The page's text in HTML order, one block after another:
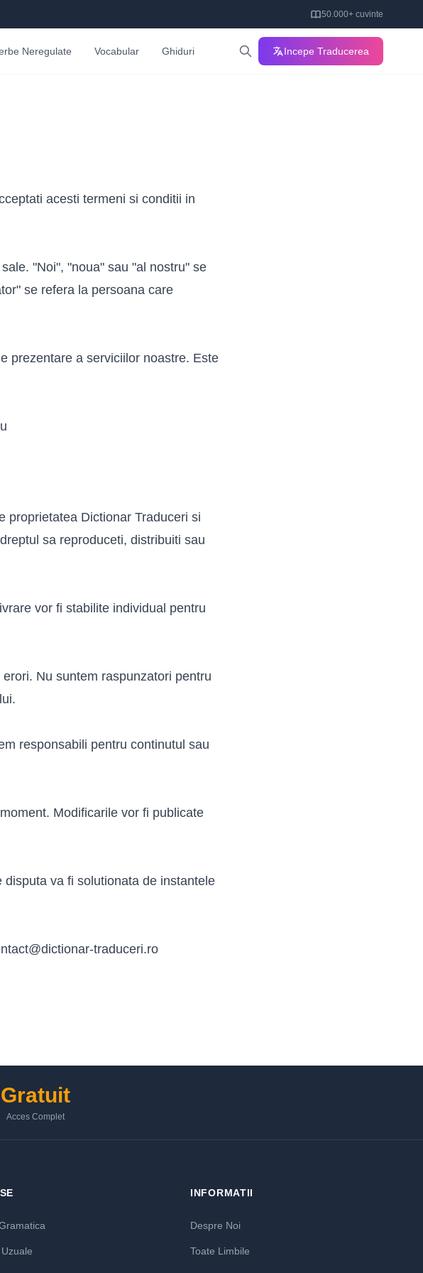
50.000+ cuvinte
Neregulate Vocabular Ghiduri Incepe Traducerea
acesti termeni si conditii in
"Noi", "noua" sau "al nostru" se
se refera la persoana care
prezentare a serviciilor noastre. Este
proprietatea Dictionar Traduceri si
sa reproduceti, distribuiti sau
vor fi stabilite individual pentru
Nu suntem raspunzatori pentru
responsabili pentru continutul sau
Modificarile vor fi publicate
va fi solutionata de instantele
traduceri.ro
Gratuit
Acces Complet
INFORMATII
Despre Noi
Toate Limbile